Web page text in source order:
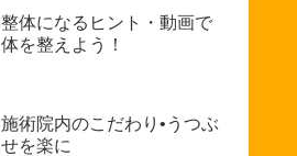
整体になるヒント・動画で
体を整えよう！
施術院内のこだわり•うつぶ
せを楽に